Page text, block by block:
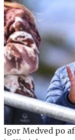
Igor Medved po